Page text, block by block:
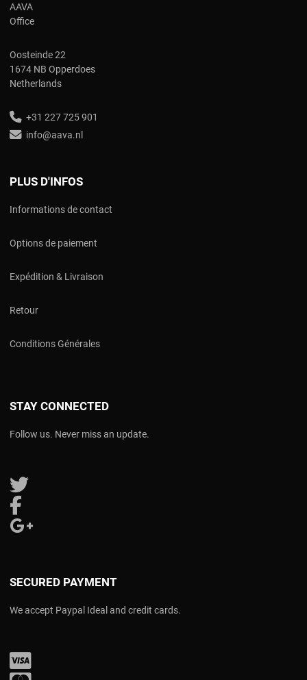
AAVA
Office
Oosteinde 22
1674 NB Opperdoes
Netherlands
+31 227 725 901
info@aava.nl
PLUS D'INFOS
Informations de contact
Options de paiement
Expédition & Livraison
Retour
Conditions Générales
STAY CONNECTED
Follow us. Never miss an update.
Follow us on Twitter
SECURED PAYMENT
We accept Paypal Ideal and credit cards.